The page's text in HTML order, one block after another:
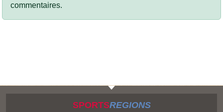
commentaires.
SPORTSREGIONS